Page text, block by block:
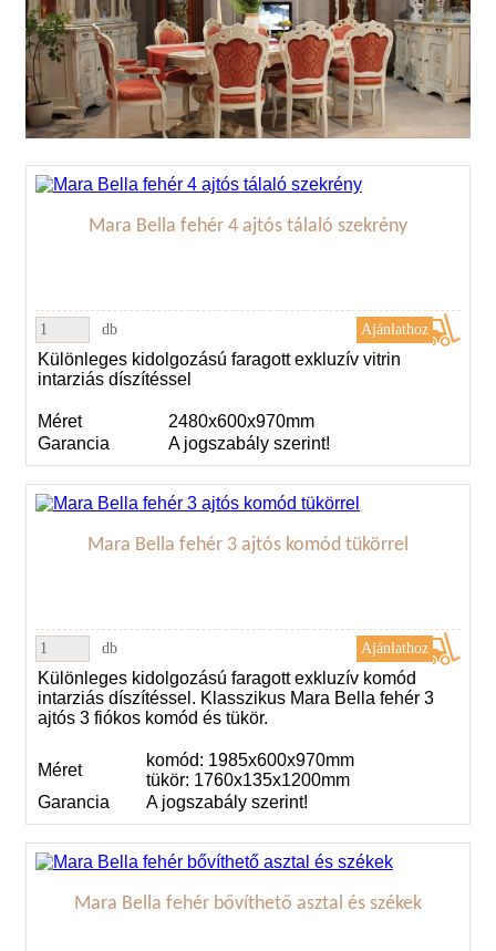
Mara Bella fehér 4 ajtós tálaló szekrény
db
Különleges kidolgozású faragott exkluzív vitrin
intarziás díszítéssel
Méret
2480x600x970mm
Garancia
A jogszabály szerint!
Mara Bella fehér 3 ajtós komód tükörrel
db
Különleges kidolgozású faragott exkluzív komód
intarziás díszítéssel. Klasszikus Mara Bella fehér 3
ajtós 3 fiókos komód és tükör.
Méret
komód: 1985x600x970mm
tükör: 1760x135x1200mm
Garancia
A jogszabály szerint!
Mara Bella fehér bővíthető asztal és székek